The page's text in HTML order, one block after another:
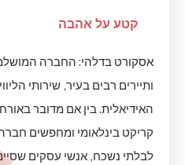
קטע על אהבה
אסקורט בדלהי: החברה
ותיירים רבים בעיר, שירותי
האידיאלית. בין אם מדובר
קריקט בינלאומי ומחפשים
לבלתי נשכח, אנשי עסקים